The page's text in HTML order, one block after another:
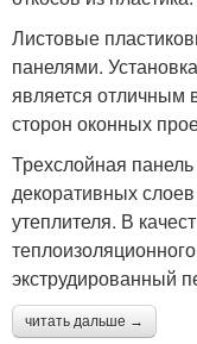
Оконный откос
Откосы по
Листовые
панелями.
является отличным
сторон оконных
Трехслойная
декоративных
утеплителя. В
экструдированный
читать дальше →